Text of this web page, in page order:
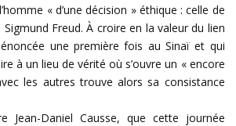
« d’une décision » éthique : celle de
Freud. À croire en la valeur du lien
une première fois au Sinaï et qui
à un lieu de vérité où s’ouvre un « encore
les autres trouve alors sa consistance
Jean-Daniel Causse, que cette journée